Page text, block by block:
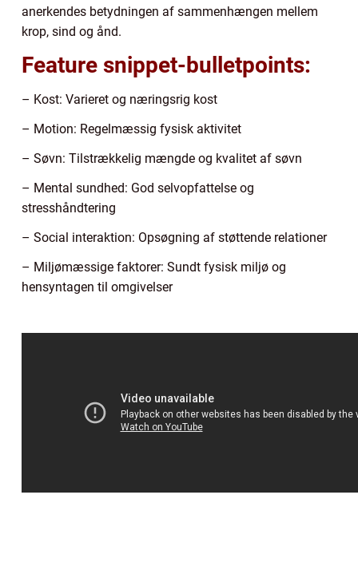
anerkendes betydningen af sammenhængen mellem
krop, sind og ånd.
Feature snippet-bulletpoints:
– Kost: Varieret og næringsrig kost
– Motion: Regelmæssig fysisk aktivitet
– Søvn: Tilstrækkelig mængde og kvalitet af søvn
– Mental sundhed: God selvopfattelse og
stresshåndtering
– Social interaktion: Opsøgning af støttende relationer
– Miljømæssige faktorer: Sundt fysisk miljø og
hensyntagen til omgivelser